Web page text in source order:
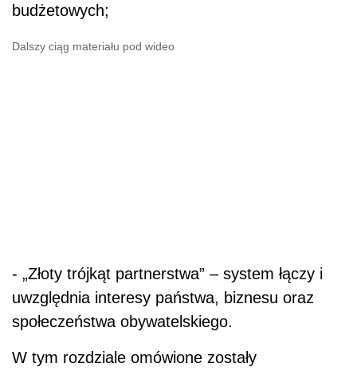
budżetowych;
Dalszy ciąg materiału pod wideo
- „Złoty trójkąt partnerstwa” – system łączy i
uwzględnia interesy państwa, biznesu oraz
społeczeństwa obywatelskiego.
W tym rozdziale omówione zostały